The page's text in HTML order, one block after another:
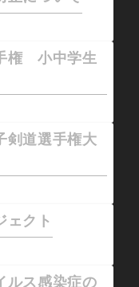
権 小中学生
剣道選手権大
ェクト
ルス感染症の